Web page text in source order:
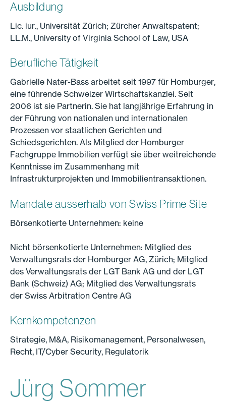
Ausbildung
Lic. iur., Universität Zürich; Zürcher Anwaltspatent;
LL.M., University of Virginia School of Law, USA
Berufliche Tätigkeit
Gabrielle Nater-Bass arbeitet seit 1997 für Homburger,
eine führende Schweizer Wirtschaftskanzlei. Seit
2006 ist sie Partnerin. Sie hat langjährige Erfahrung in
der Führung von nationalen und internationalen
Prozessen vor staatlichen Gerichten und
Schiedsgerichten. Als Mitglied der Homburger
Fachgruppe Immobilien verfügt sie über weitreichende
Kenntnisse im Zusammenhang mit
Infrastrukturprojekten und Immobilientransaktionen.
Mandate ausserhalb von Swiss Prime Site
Börsenkotierte Unternehmen: keine
Nicht börsenkotierte Unternehmen: Mitglied des
Verwaltungsrats der Homburger AG, Zürich; Mitglied
des Verwaltungsrats der LGT Bank AG und der LGT
Bank (Schweiz) AG; Mitglied des Verwaltungsrats
der Swiss Arbitration Centre AG
Kernkompetenzen
Strategie, M&A, Risikomanagement, Personalwesen,
Recht, IT/Cyber Security, Regulatorik
Jürg Sommer